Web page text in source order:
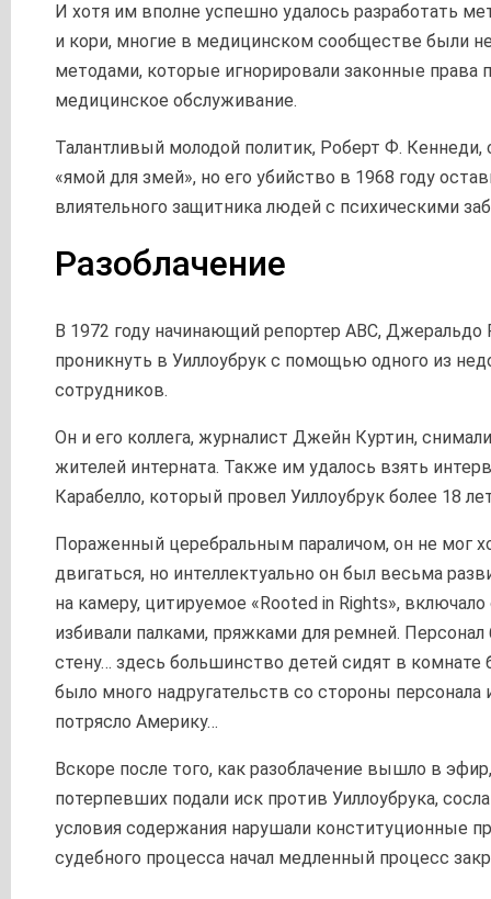
И хотя им вполне успешно удалось разработать
и кори, многие в медицинском сообществе были
методами, которые игнорировали законные права
медицинское обслуживание.
Талантливый молодой политик, Роберт Ф. Кеннеди,
«ямой для змей», но его убийство в 1968 году
влиятельного защитника людей с психическими
Разоблачение
В 1972 году начинающий репортер ABC, Джеральдо
проникнуть в Уиллоубрук с помощью одного из
сотрудников.
Он и его коллега, журналист Джейн Куртин,
жителей интерната. Также им удалось взять
Карабелло, который провел Уиллоубрук более 18
Пораженный церебральным параличом, он не мог
двигаться, но интеллектуально он был весьма
на камеру, цитируемое «Rooted in Rights»,
избивали палками, пряжками для ремней. Персонал
стену… здесь большинство детей сидят в
было много надругательств со стороны персонала
потрясло Америку…
Вскоре после того, как разоблачение вышло в
потерпевших подали иск против Уиллоубрука,
условия содержания нарушали конституционные
судебного процесса начал медленный процесс